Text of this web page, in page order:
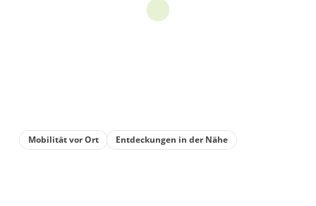
Mobilität vor Ort Entdeckungen in der Nähe